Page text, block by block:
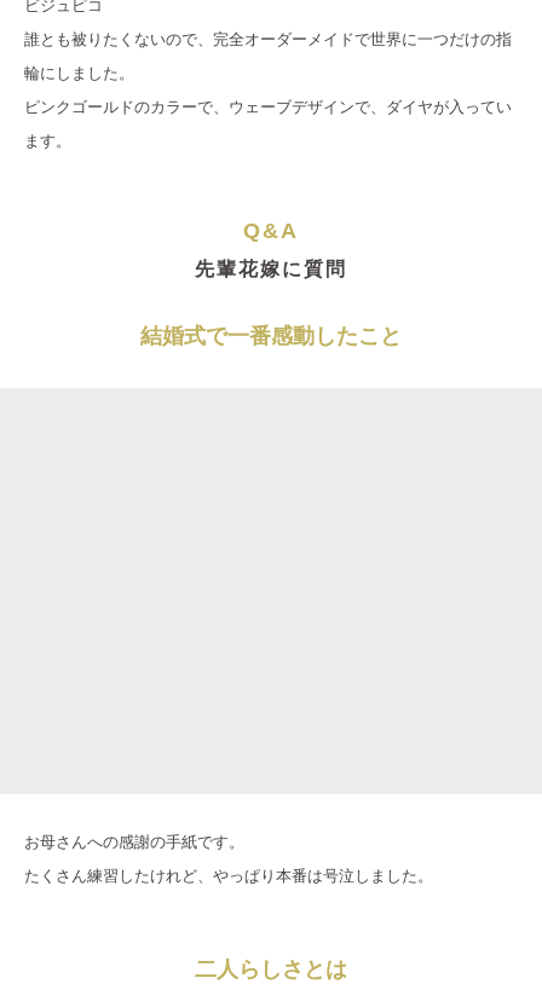
ビジュピコ
誰とも被りたくないので、完全オーダーメイドで世界に一つだけの指
輪にしました。
ピンクゴールドのカラーで、ウェーブデザインで、ダイヤが入ってい
ます。
Q&A
先輩花嫁に質問
結婚式で一番感動したこと
お母さんへの感謝の手紙です。
たくさん練習したけれど、やっぱり本番は号泣しました。
二人らしさとは